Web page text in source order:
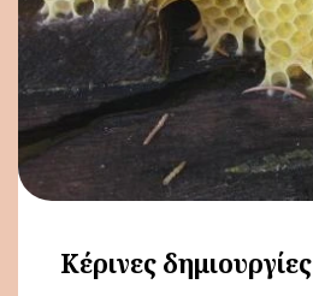
Κέρινες δημιουργίες